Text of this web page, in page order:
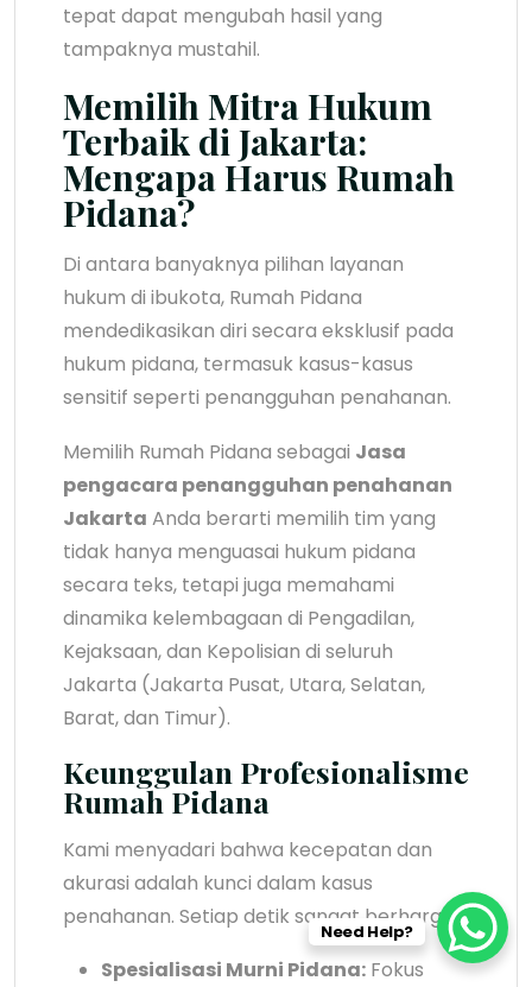
tepat dapat mengubah hasil yang
tampaknya mustahil.
Memilih Mitra Hukum
Terbaik di Jakarta:
Mengapa Harus Rumah
Pidana?
Di antara banyaknya pilihan layanan
hukum di ibukota, Rumah Pidana
mendedikasikan diri secara eksklusif pada
hukum pidana, termasuk kasus-kasus
sensitif seperti penangguhan penahanan.
Memilih Rumah Pidana sebagai Jasa
pengacara penangguhan penahanan
Jakarta Anda berarti memilih tim yang
tidak hanya menguasai hukum pidana
secara teks, tetapi juga memahami
dinamika kelembagaan di Pengadilan,
Kejaksaan, dan Kepolisian di seluruh
Jakarta (Jakarta Pusat, Utara, Selatan,
Barat, dan Timur).
Keunggulan Profesionalisme
Rumah Pidana
Kami menyadari bahwa kecepatan dan
akurasi adalah kunci dalam kasus
penahanan. Setiap detik sangat berharga.
Spesialisasi Murni Pidana: Fokus
Need Help?